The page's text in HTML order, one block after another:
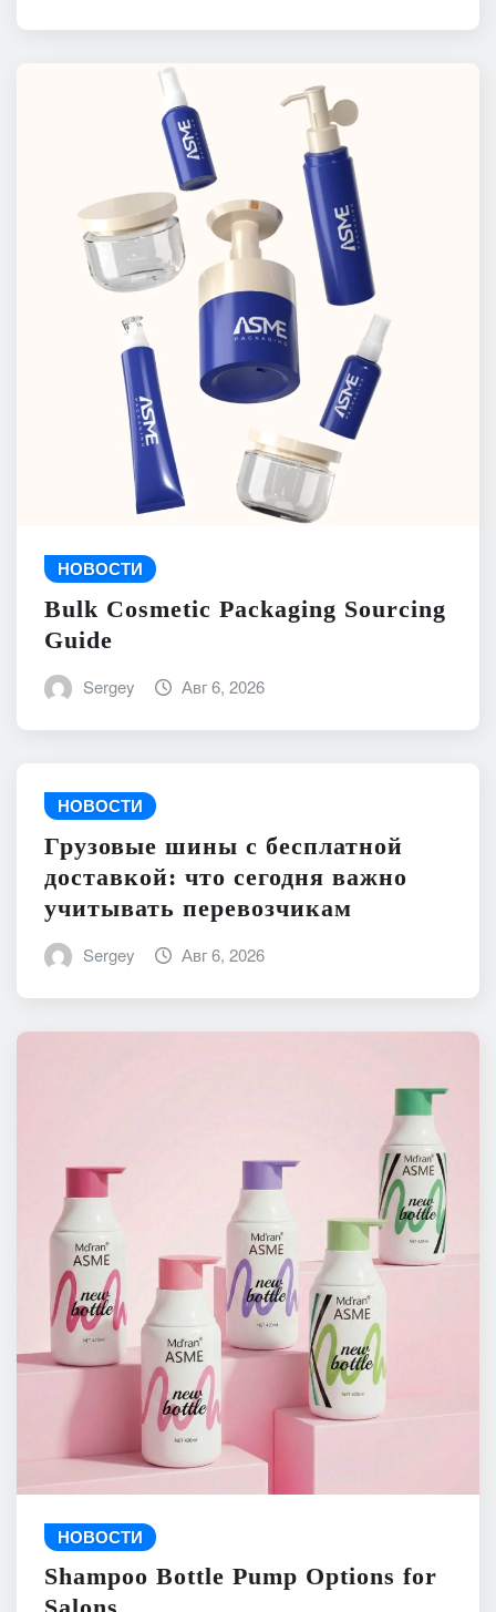
НОВОСТИ
Bulk Cosmetic Packaging Sourcing
Guide
Sergey Авг 6, 2026
НОВОСТИ
Грузовые шины с бесплатной
доставкой: что сегодня важно
учитывать перевозчикам
Sergey Авг 6, 2026
НОВОСТИ
Shampoo Bottle Pump Options for